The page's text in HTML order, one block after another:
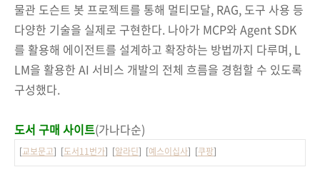
물관 도슨트 봇 프로젝트를 통해 멀티모달, RAG, 도구 사용 등
다양한 기술을 실제로 구현한다. 나아가 MCP와 Agent SDK
를 활용해 에이전트를 설계하고 확장하는 방법까지 다루며, L
LM을 활용한 AI 서비스 개발의 전체 흐름을 경험할 수 있도록
구성했다.
도서 구매 사이트(가나다순)
[교보문고] [도서11번가] [알라딘] [예스이십사] [쿠팡]